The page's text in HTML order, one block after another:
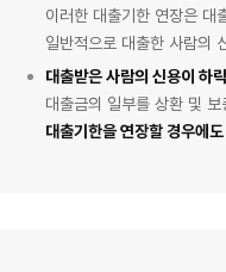
이러한 대출기한 연장은 대
일반적으로 대출한 사람의
대출받은 사람의 신용이 하
대출금의 일부를 상환 및
대출기한을 연장할 경우에